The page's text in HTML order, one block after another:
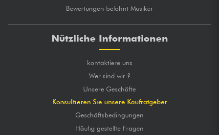
Bewertungen belohnt Musiker
Nützliche Informationen
kontaktiere uns
Wer sind wir ?
Unsere Geschäfte
Konsultieren Sie unsere Kaufratgeber
Geschäftsbedingungen
Häufig gestellte Fragen